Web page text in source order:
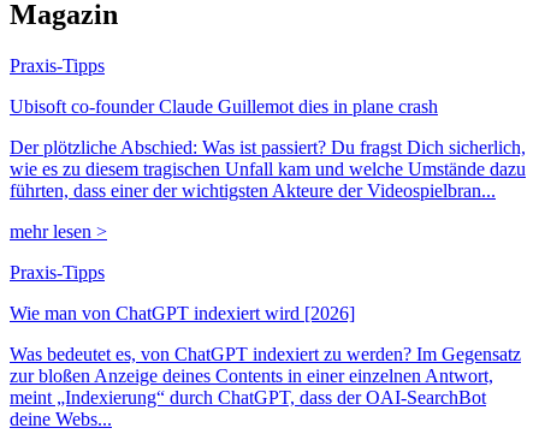
Magazin
Praxis-Tipps
Ubisoft co-founder Claude Guillemot dies in plane crash
Der plötzliche Abschied: Was ist passiert? Du fragst Dich sicherlich,
wie es zu diesem tragischen Unfall kam und welche Umstände dazu
führten, dass einer der wichtigsten Akteure der Videospielbran...
mehr lesen >
Praxis-Tipps
Wie man von ChatGPT indexiert wird [2026]
Was bedeutet es, von ChatGPT indexiert zu werden? Im Gegensatz
zur bloßen Anzeige deines Contents in einer einzelnen Antwort,
meint „Indexierung“ durch ChatGPT, dass der OAI-SearchBot
deine Webs...